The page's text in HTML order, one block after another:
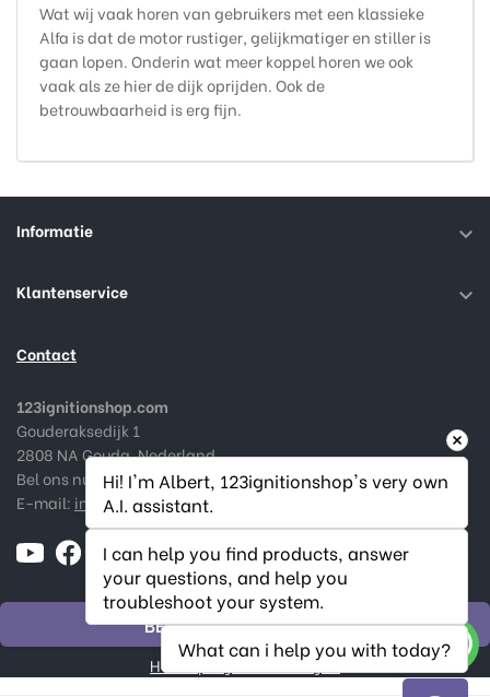
Wat wij vaak horen van gebruikers met een klassieke
Alfa is dat de motor rustiger, gelijkmatiger en stiller is
gaan lopen. Onderin wat meer koppel horen we ook
vaak als ze hier de dijk oprijden. Ook de
betrouwbaarheid is erg fijn.
Informatie 
Klantenservice 
Contact
123ignitionshop.com
Gouderaksedijk 1
2808 NA Gouda, Nederland
Bel ons nu:
+31182 787974
E-mail: info@123ignitionshop.com
BESTELLING HERROEPEN
Herroepingsstatus volgen
Hi! I'm Albert, 123ignitionshop's very own
A.I. assistant.
I can help you find products, answer
your questions, and help you
troubleshoot your system.
What can i help you with today?